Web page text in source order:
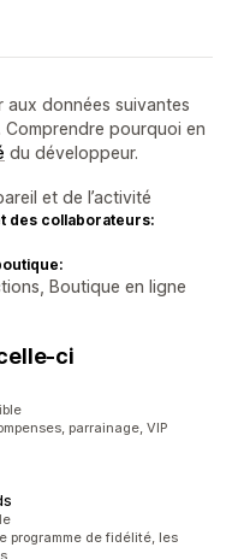
aux données suivantes
pourquoi en
du développeur.
et de l’activité
des collaborateurs:
Boutique en ligne
ci
parrainage, VIP
programme de fidélité, les